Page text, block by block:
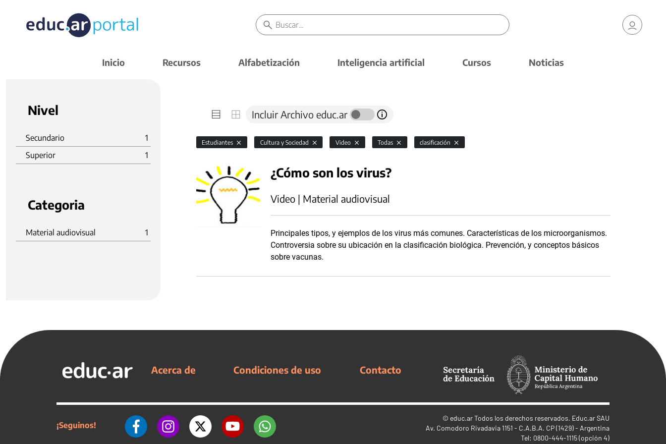
Inicio Recursos Alfabetización Inteligencia artificial Cursos Noticias
Nivel
Secundario
1
Superior
1
Categoria
Material audiovisual 1
Incluir Archivo educ.ar
Estudiantes Cultura y Sociedad Video Todas clasificación
¿Cómo son los virus?
Video | Material audiovisual
Principales tipos, y ejemplos de los virus más comunes. Características de los microorganismos.
Controversia sobre su ubicación en la clasificación biológica. Prevención, y conceptos básicos
sobre vacunas.
Acerca de Condiciones de uso Contacto
¡Seguinos!
© educ.arTodos los derechos reservados. Educ.ar SAU
Av. Comodoro Rivadavia 1151 - C.A.B.A. CP (1429) - Argentina
Tel: 0800-444-1115 (opción 4)